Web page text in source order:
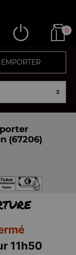
0
(67206)
11h50